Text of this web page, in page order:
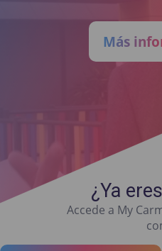
Más
¿Ya
Accede a My